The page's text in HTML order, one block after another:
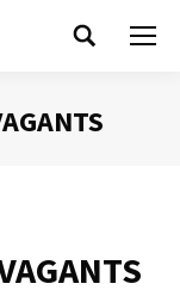
Search: